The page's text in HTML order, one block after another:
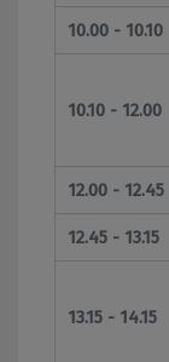
10.00 - 10.10
10.10 - 12.00
12.00 - 12.45
12.45 - 13.15
13.15 - 14.15